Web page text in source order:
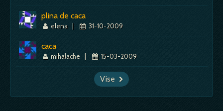
plina de caca
elena | 31-10-2009
caca
mihalache | 15-03-2009
Vise